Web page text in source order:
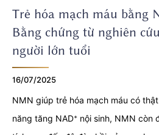
Trẻ hóa mạch máu bằng
Bằng chứng từ nghiên
người lớn tuổi
16/07/2025
NMN giúp trẻ hóa mạch máu có
năng tăng NAD⁺ nội sinh, NMN còn